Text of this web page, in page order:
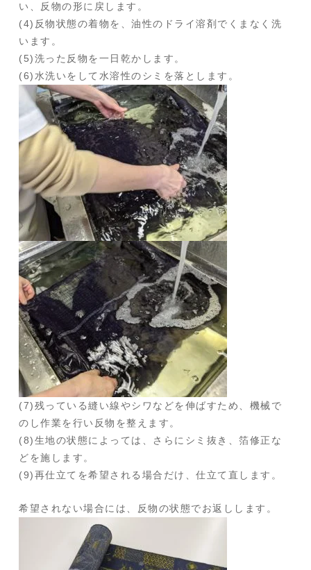
い、反物の形に戻します。
(4)反物状態の着物を、油性のドライ溶剤でくまなく洗
います。
(5)洗った反物を一日乾かします。
(6)水洗いをして水溶性のシミを落とします。
(7)残っている縫い線やシワなどを伸ばすため、機械で
のし作業を行い反物を整えます。
(8)生地の状態によっては、さらにシミ抜き、箔修正な
どを施します。
(9)再仕立てを希望される場合だけ、仕立て直します。
希望されない場合には、反物の状態でお返しします。